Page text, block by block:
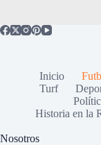
Inicio
Turf
Historia en la
Nosotros